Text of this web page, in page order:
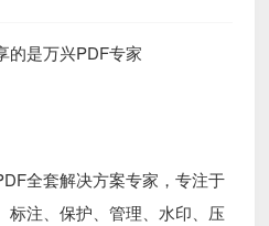
的是万兴PDF专家
全套解决方案专家，专注于
标注、保护、管理、水印、压